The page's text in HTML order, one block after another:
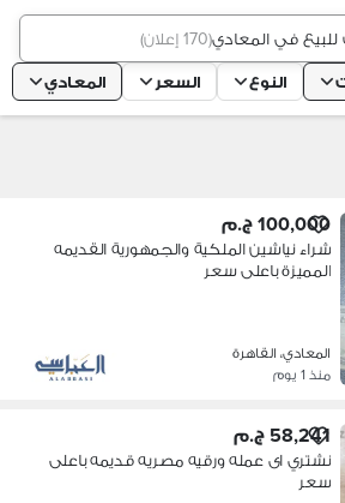
في المعادي(170 إعلان )
النوع السعر المعادي
100,000 ج.م
شراء نياشين الملكية والجمهورية القديمه
المميزة باعلى سعر
المعادي، القاهرة
منذ 1 يوم
58,241 ج.م
نشتري اى عمله ورقيه مصريه قديمه باعلى
سعر